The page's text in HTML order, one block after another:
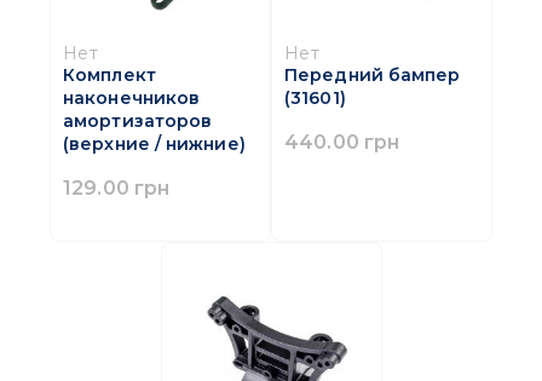
Нет
Комплект
наконечников
амортизаторов
(верхние / нижние)
129.00 грн
Нет
Передний бампер
(31601)
440.00 грн